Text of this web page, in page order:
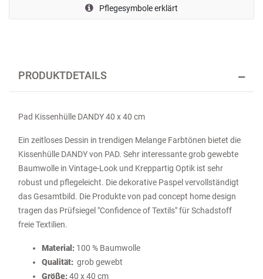
Pflegesymbole erklärt
PRODUKTDETAILS
Pad Kissenhülle DANDY 40 x 40 cm
Ein zeitloses Dessin in trendigen Melange Farbtönen bietet die
Kissenhülle DANDY von PAD. Sehr interessante grob gewebte
Baumwolle in Vintage-Look und Kreppartig Optik ist sehr
robust und pflegeleicht. Die dekorative Paspel vervollständigt
das Gesamtbild. Die Produkte von pad concept home design
tragen das Prüfsiegel "Confidence of Textils" für Schadstoff
freie Textilien.
Material: 100 % Baumwolle
Qualität: grob gewebt
Größe:40 x 40 cm